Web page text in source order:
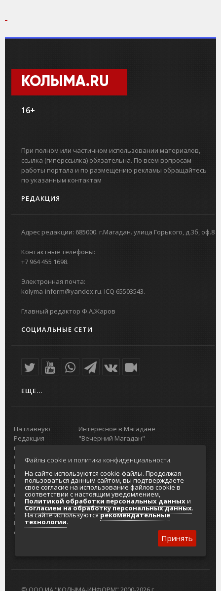
КОЛЫМА.RU
16+
При полном или частичном использовании материалов,
ссылка (гиперссылка) обязательна. По всем вопросам
работы портала и по размещению рекламы обращайтесь
по указанным контактам
РЕДАКЦИЯ
Адрес редакции: 685000. г.Магадан. улица Горького, д.3б, оф.8
Контактные телефоны:
+7 964 455 1698.
Электронная почта:
kolyma-inform@yandex.ru. ICQ 65503543.
Главный редактор Ф.А.Жаров
СОЦИАЛЬНЫЕ СЕТИ
ЕЩЕ...
На главную
Редакция
портала
О проекте
Реклама на
портале
Отзывы и
предложения
Интернет-
услуги
Разработка
сайтов
Интересное в Магадане
"Вечерний Магадан"
Городская доска объявлений
Реклама
Главный туристический портал
Колымы
Политика в отношении обработки
персональных данных
Согласие на обработку персональных
данных
Файлы cookie и политика конфиденциальности.
На сайте используются cookie-файлы. Продолжая
пользоваться данным сайтом, вы подтверждаете
свое согласие на использование файлов cookie в
соответствии с настоящим уведомлением,
Политикой обработки персональных данныхи
Согласием на обработку персональных данных.
На сайте используютсярекомендательные
технологии.
Принять